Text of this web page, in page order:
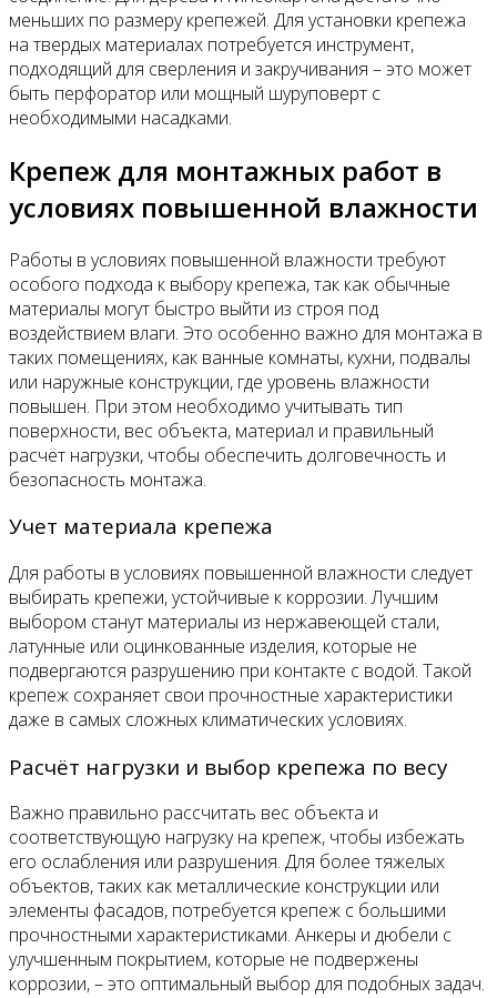
меньших по размеру крепежей. Для установки крепежа
на твердых материалах потребуется инструмент,
подходящий для сверления и закручивания – это может
быть перфоратор или мощный шуруповерт с
необходимыми насадками.
Крепеж для монтажных работ в
условиях повышенной влажности
Работы в условиях повышенной влажности требуют
особого подхода к выбору крепежа, так как обычные
материалы могут быстро выйти из строя под
воздействием влаги. Это особенно важно для монтажа в
таких помещениях, как ванные комнаты, кухни, подвалы
или наружные конструкции, где уровень влажности
повышен. При этом необходимо учитывать тип
поверхности, вес объекта, материал и правильный
расчёт нагрузки, чтобы обеспечить долговечность и
безопасность монтажа.
Учет материала крепежа
Для работы в условиях повышенной влажности следует
выбирать крепежи, устойчивые к коррозии. Лучшим
выбором станут материалы из нержавеющей стали,
латунные или оцинкованные изделия, которые не
подвергаются разрушению при контакте с водой. Такой
крепеж сохраняет свои прочностные характеристики
даже в самых сложных климатических условиях.
Расчёт нагрузки и выбор крепежа по весу
Важно правильно рассчитать вес объекта и
соответствующую нагрузку на крепеж, чтобы избежать
его ослабления или разрушения. Для более тяжелых
объектов, таких как металлические конструкции или
элементы фасадов, потребуется крепеж с большими
прочностными характеристиками. Анкеры и дюбели с
улучшенным покрытием, которые не подвержены
коррозии, – это оптимальный выбор для подобных задач.